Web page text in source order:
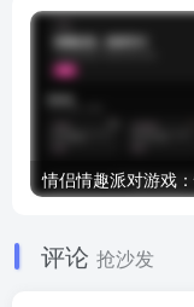
评论 抢沙发